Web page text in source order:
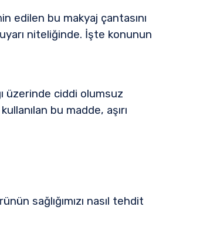
edilen bu makyaj çantasını
niteliğinde. İşte konunun
üzerinde ciddi olumsuz
bu madde, aşırı
sağlığımızı nasıl tehdit